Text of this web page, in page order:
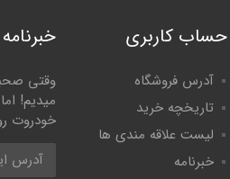
حساب کاربری
آدرس فروشگاه
تاریخچه خرید
لیست علاقه مندی ها
خبرنامه
خبرنامه
وقتی
میدیم!
خودروت